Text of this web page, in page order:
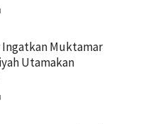
Ingatkan Muktamar
Utamakan